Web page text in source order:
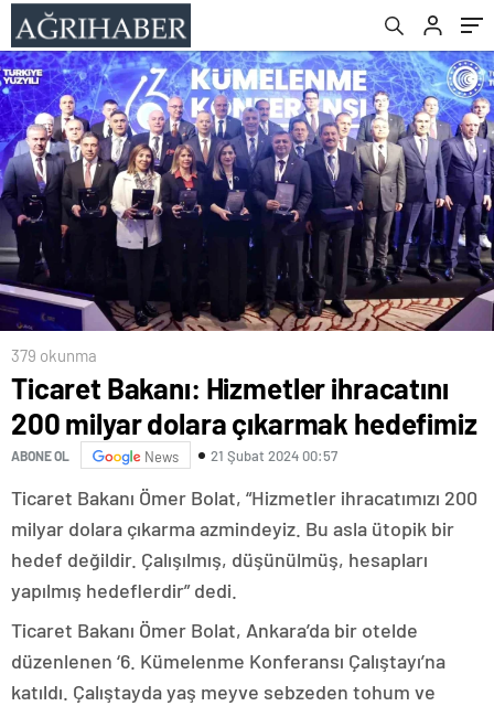
379 okunma
Ticaret Bakanı: Hizmetler ihracatını
200 milyar dolara çıkarmak hedefimiz
ABONE OL News 21 Şubat 2024 00:57
Ticaret Bakanı Ömer Bolat, “Hizmetler ihracatımızı 200
milyar dolara çıkarma azmindeyiz. Bu asla ütopik bir
hedef değildir. Çalışılmış, düşünülmüş, hesapları
yapılmış hedeflerdir” dedi.
Ticaret Bakanı Ömer Bolat, Ankara’da bir otelde
düzenlenen ‘6. Kümelenme Konferansı Çalıştayı’na
katıldı. Çalıştayda yaş meyve sebzeden tohum ve